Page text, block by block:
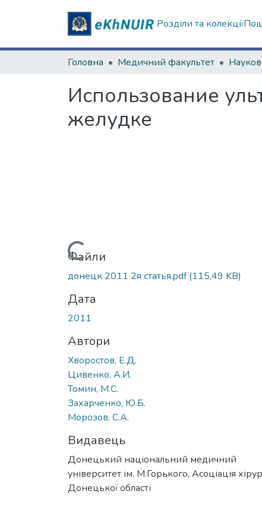
Розділи та колекції
Головна Медичний факультет
Использование
желудке
Вантажиться...
Файли
донецк 2011 2я статья.pdf(115,49 KB)
Дата
2011
Автори
Хворостов, Е.Д.
Цивенко, А.И.
Томин, М.С.
Захарченко, Ю.Б.
Морозов, С.А.
Видавець
Донецький національний медичний
університет ім. М.Горького, Асоціація
Донецької області